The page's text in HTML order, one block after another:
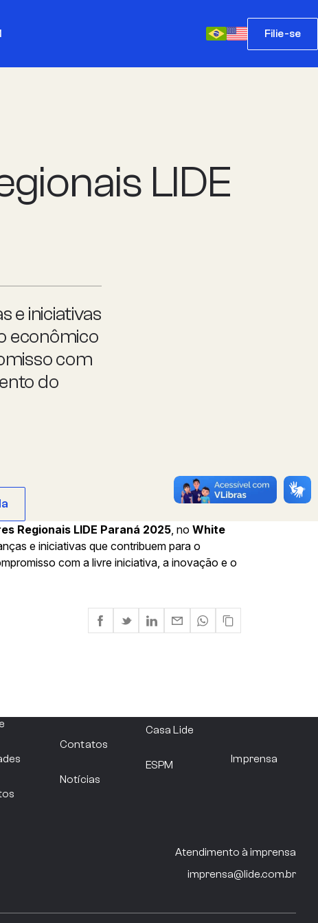
Filie-se
LIDE
e iniciativas
econômico
com
do
Regionais LIDE Paraná 2025, no White
e iniciativas que contribuem para o
com a livre iniciativa, a inovação e o
Contatos
Notícias
Casa Lide
ESPM Imprensa
Atendimento à imprensa
imprensa@lide.com.br